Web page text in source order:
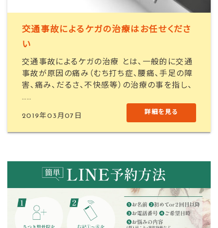
交通事故によるケガの治療はお任せくださ
い
交通事故によるケガの治療 とは、一般的に交通
事故が原因の痛み（むち打ち症、腰痛、手足の障
害、痛み、だるさ、不快感等）の治療の事を指し、
……
2019年03月07日 詳細を見る